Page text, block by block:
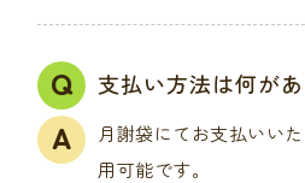
支払い方法は何が
月謝袋にてお支払いい
用可能です｡